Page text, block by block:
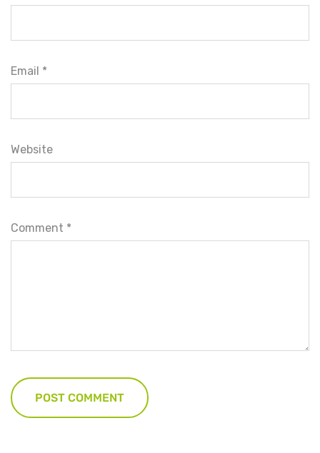
Email *
Website
Comment *